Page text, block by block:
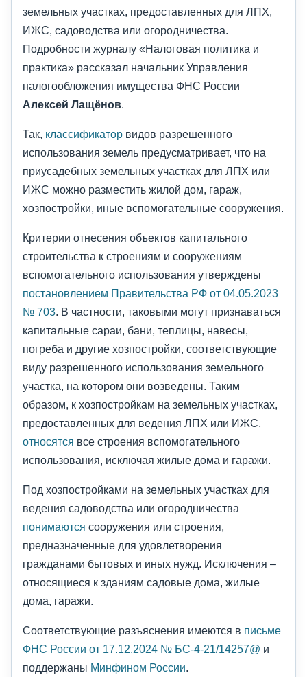
земельных участках, предоставленных для ЛПХ,
ИЖС, садоводства или огородничества.
Подробности журналу «Налоговая политика и
практика» рассказал начальник Управления
налогообложения имущества ФНС России
Алексей Лащёнов.
Так, классификатор видов разрешенного
использования земель предусматривает, что на
приусадебных земельных участках для ЛПХ или
ИЖС можно разместить жилой дом, гараж,
хозпостройки, иные вспомогательные сооружения.
Критерии отнесения объектов капитального
строительства к строениям и сооружениям
вспомогательного использования утверждены
постановлением Правительства РФ от 04.05.2023
№ 703. В частности, таковыми могут признаваться
капитальные сараи, бани, теплицы, навесы,
погреба и другие хозпостройки, соответствующие
виду разрешенного использования земельного
участка, на котором они возведены. Таким
образом, к хозпостройкам на земельных участках,
предоставленных для ведения ЛПХ или ИЖС,
относятся все строения вспомогательного
использования, исключая жилые дома и гаражи.
Под хозпостройками на земельных участках для
ведения садоводства или огородничества
понимаются сооружения или строения,
предназначенные для удовлетворения
гражданами бытовых и иных нужд. Исключения –
относящиеся к зданиям садовые дома, жилые
дома, гаражи.
Соответствующие разъяснения имеются в письме
ФНС России от 17.12.2024 № БС-4-21/14257@ и
поддержаны Минфином России.